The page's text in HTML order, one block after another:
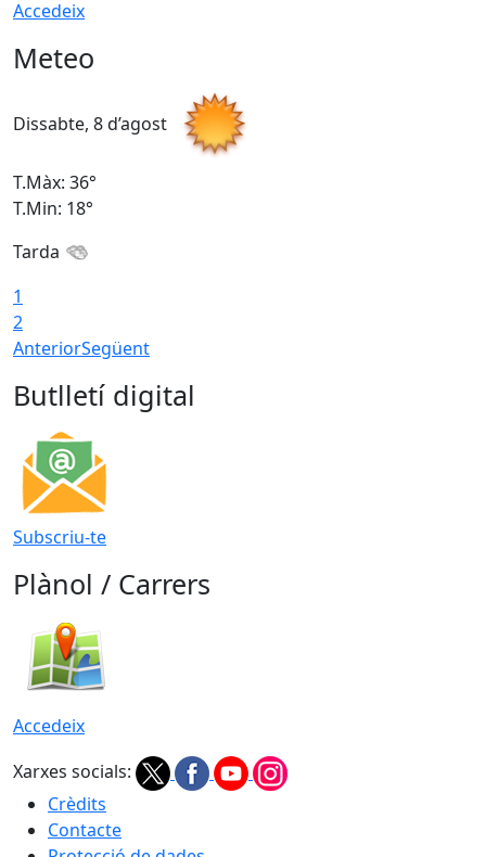
Accedeix
Meteo
Dissabte, 8 d’agost
T.Màx: 36°
T.Min: 18°
Tarda
1
2
AnteriorSegüent
Butlletí digital
Subscriu-te
Plànol / Carrers
Accedeix
Xarxes socials:
Crèdits
Contacte